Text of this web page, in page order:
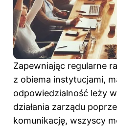
Zapewniając regularne
z obiema instytucjami,
odpowiedzialność leży
działania zarządu
komunikację, wszyscy